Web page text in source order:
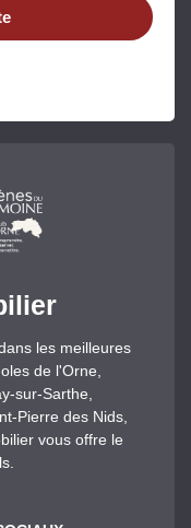
les meilleures
de l'Orne,
sur-Sarthe,
Pierre des Nids,
vous offre le